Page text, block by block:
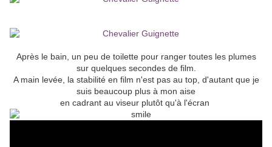
Après le bain, un peu de toilette pour ranger toutes les plumes
sur quelques secondes de film.
A main levée, la stabilité en film n'est pas au top, d'autant que je
suis beaucoup plus à mon aise
en cadrant au viseur plutôt qu'à l'écran